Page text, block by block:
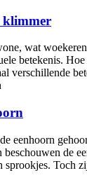
klimmer
wat
betekenis.
verschillende
eenhoorn
de
sprookjes. Toch